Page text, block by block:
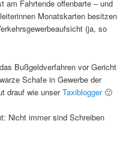
am Fahrtende offenbarte – und
Monatskarten besitzen
(ja, so
Bußgeldverfahren vor Gericht
Schafe in Gewerbe der
drauf wie unserTaxiblogger🙂
Nicht immer sind Schreiben